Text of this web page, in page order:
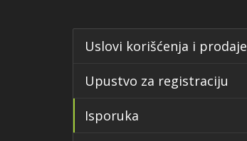
Uslovi korišćenja i prodaje
Upustvo za registraciju
Isporuka